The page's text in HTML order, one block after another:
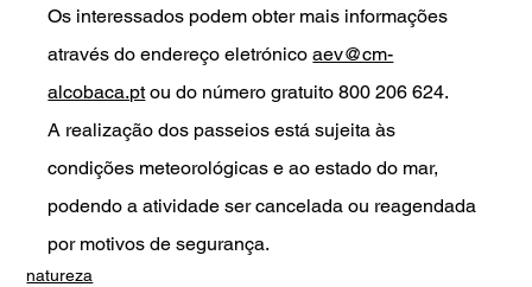
Os interessados podem obter mais informações
através do endereço eletrónico aev@cm-
alcobaca.pt ou do número gratuito 800 206 624.
A realização dos passeios está sujeita às
condições meteorológicas e ao estado do mar,
podendo a atividade ser cancelada ou reagendada
por motivos de segurança.
natureza